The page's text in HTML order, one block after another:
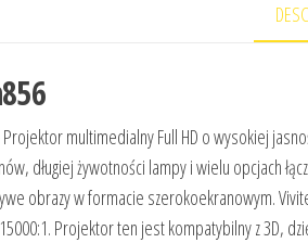
Projektor multimedialny Full HD o wysokiej
długiej żywotności lampy i wielu opcjach
obrazy w formacie szerokoekranowym.
Projektor ten jest kompatybilny z 3D,